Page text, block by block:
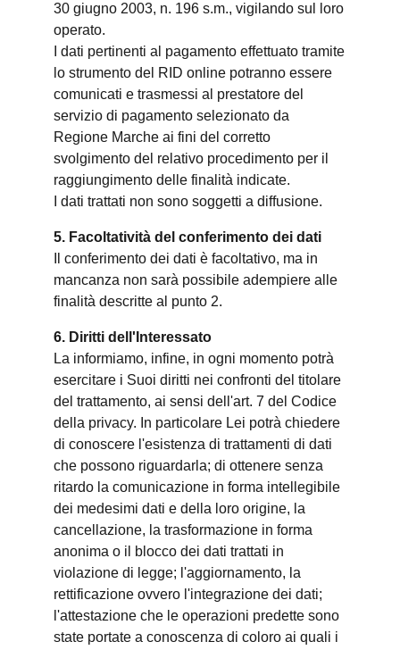
30 giugno 2003, n. 196 s.m., vigilando sul loro
operato.
I dati pertinenti al pagamento effettuato tramite
lo strumento del RID online potranno essere
comunicati e trasmessi al prestatore del
servizio di pagamento selezionato da
Regione Marche ai fini del corretto
svolgimento del relativo procedimento per il
raggiungimento delle finalità indicate.
I dati trattati non sono soggetti a diffusione.
5. Facoltatività del conferimento dei dati
Il conferimento dei dati è facoltativo, ma in
mancanza non sarà possibile adempiere alle
finalità descritte al punto 2.
6. Diritti dell'Interessato
La informiamo, infine, in ogni momento potrà
esercitare i Suoi diritti nei confronti del titolare
del trattamento, ai sensi dell'art. 7 del Codice
della privacy. In particolare Lei potrà chiedere
di conoscere l'esistenza di trattamenti di dati
che possono riguardarla; di ottenere senza
ritardo la comunicazione in forma intellegibile
dei medesimi dati e della loro origine, la
cancellazione, la trasformazione in forma
anonima o il blocco dei dati trattati in
violazione di legge; l'aggiornamento, la
rettificazione ovvero l'integrazione dei dati;
l'attestazione che le operazioni predette sono
state portate a conoscenza di coloro ai quali i